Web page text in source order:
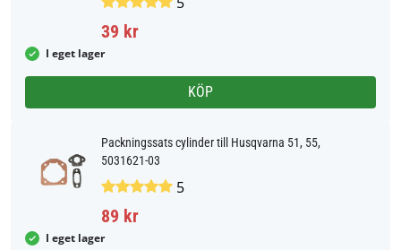
39 kr
I eget lager
KÖP
Packningssats cylinder till Husqvarna 51, 55,
5031621-03
5
89 kr
I eget lager